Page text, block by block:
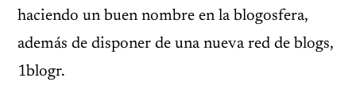
haciendo un buen nombre en la blogosfera,
además de disponer de una nueva red de blogs,
1blogr.